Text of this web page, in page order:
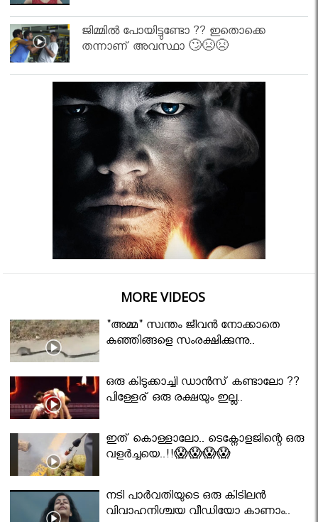
ജിമ്മിൽ പോയിട്ടുണ്ടോ ?? ഇതൊക്കെ
തന്നാണ് അവസ്ഥാ 🙄😣😣
MORE VIDEOS
"അമ്മ" സ്വന്തം ജീവൻ നോക്കാതെ
കുഞ്ഞിങ്ങളെ സംരക്ഷിക്കുന്നു..
ഒരു കിടുക്കാച്ചി ഡാൻസ് കണ്ടാലോ ??
പിള്ളേര് ഒരു രക്ഷയും ഇല്ല..
ഇത് കൊള്ളാലോ.. ടെക്നോളജിന്റെ ഒരു
വളർച്ചയെ..!!😱😱😱😱
നടി പാർവതിയുടെ ഒരു കിടിലൻ
വിവാഹനിശ്ചയ വീഡിയോ കാണാം..